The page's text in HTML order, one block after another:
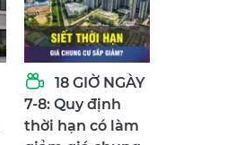
18 GIỜ NGÀY
7-8: Quy định
thời hạn có làm